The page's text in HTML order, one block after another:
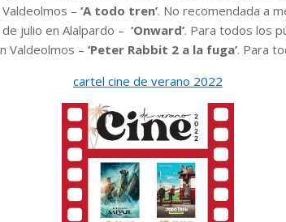
– ‘A todo tren’. No recomendada a
julio en Alalpardo – ‘Onward’. Para todos los
Valdeolmos – ‘Peter Rabbit 2 a la fuga’. Para
cartel cine de verano 2022